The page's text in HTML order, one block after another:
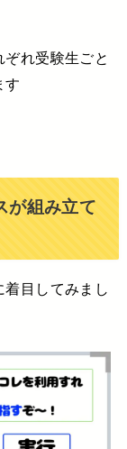
ぞれ受験生ごと
す
が組み立て
着目してみまし